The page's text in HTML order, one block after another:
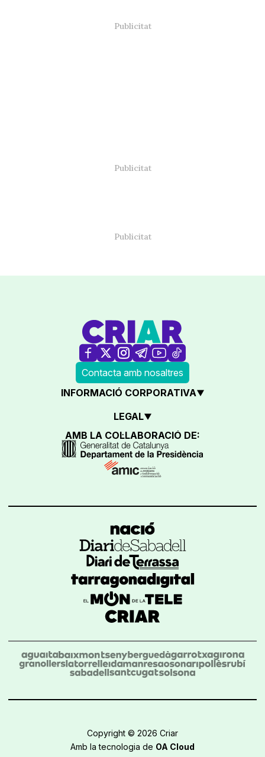
Contacta amb nosaltres
INFORMACIÓ CORPORATIVA
LEGAL
AMB LA COL·LABORACIÓ DE:
Copyright © 2026 Criar
Amb la tecnologia de OA Cloud